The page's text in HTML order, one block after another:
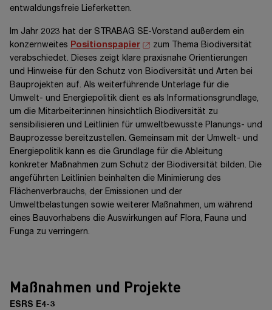
entwaldungsfreie Lieferketten.
Im Jahr 2023 hat der STRABAG SE-Vorstand außerdem ein
konzernweites Positionspapier
zum Thema Biodiversität
verabschiedet. Dieses zeigt klare praxisnahe Orientierungen
und Hinweise für den Schutz von Biodiversität und Arten bei
Bauprojekten auf. Als weiterführende Unterlage für die
Umwelt- und Energiepolitik dient es als Informationsgrundlage,
um die Mitarbeiter:innen hinsichtlich Biodiversität zu
sensibilisieren und Leitlinien für umweltbewusste Planungs- und
Bauprozesse bereitzustellen. Gemeinsam mit der Umwelt- und
Energiepolitik kann es die Grundlage für die Ableitung
konkreter Maßnahmen zum Schutz der Biodiversität bilden. Die
angeführten Leitlinien beinhalten die Minimierung des
Flächenverbrauchs, der Emissionen und der
Umweltbelastungen sowie weiterer Maßnahmen, um während
eines Bauvorhabens die Auswirkungen auf Flora, Fauna und
Funga zu verringern.
Maßnahmen und Projekte
ESRS E4-3